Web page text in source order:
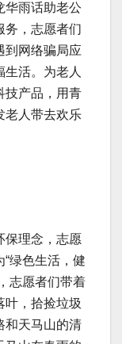
雨话助老公
务，志愿者们
到网络骗局应
活。为老人
技产品，用青
老人带去欢乐
理念，志愿
绿色生活，健
志愿者们带着
叶，拾捡垃圾
和天马山的清